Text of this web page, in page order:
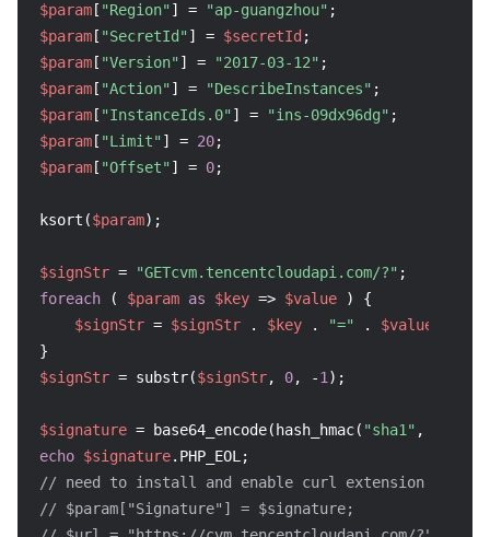
$param [ "Region" ] = "ap-guangzhou"
$param [ "SecretId" ] = $secretId
$param [ "Version" ] = "2017-03-12"
$param [ "Action" ] = "DescribeInstances"
$param [ "InstanceIds.0" ] = "ins-09dx96dg"
$param [ "Limit" ] = 20
$param [ "Offset" ] = 0;
ksort($param);
$signStr = "GETcvm.tencentcloudapi.com/?"
foreach ( $param as $key => $value ) {
$signStr = $signStr . $key . "=" . $value
$signStr = substr($signStr, 0, -1 );
$signature = base64_encode(hash_hmac( "sha1" ,
echo $signature
// need to install and enable curl extension in
// $param["Signature"] = $signature;